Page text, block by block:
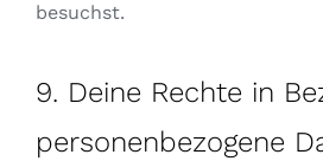
besuchst.
9. Deine Rechte in
personenbezogene